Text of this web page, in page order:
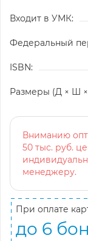
Входит в УМК:
Федеральный
ISBN:
Размеры (Д × Ш
Вниманию
50 тыс. руб.
менеджеру.
При оплате
до 6